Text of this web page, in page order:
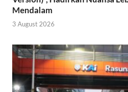
Mendalam
3 August 2026